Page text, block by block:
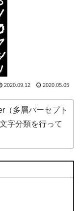
2020.09.12 2020.05.05
（多層パーセプト
字分類を行って